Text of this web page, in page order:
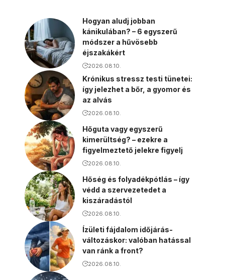
Hogyan aludj jobban
kánikulában? – 6 egyszerű
módszer a hűvösebb
éjszakákért
2026.08.10.
Krónikus stressz testi tünetei:
így jelezhet a bőr, a gyomor és
az alvás
2026.08.10.
Hőguta vagy egyszerű
kimerültség? – ezekre a
figyelmeztető jelekre figyelj
2026.08.10.
Hőség és folyadékpótlás – így
védd a szervezetedet a
kiszáradástól
2026.08.10.
Ízületi fájdalom időjárás-
változáskor: valóban hatással
van ránk a front?
2026.08.10.